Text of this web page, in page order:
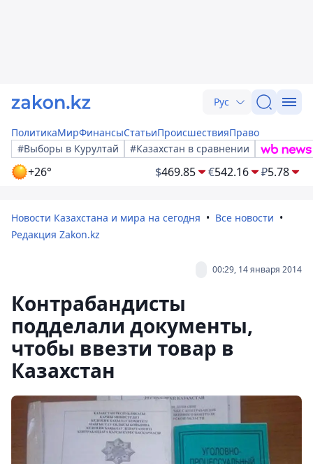
Рус
ПолитикаМирФинансыСтатьиПроисшествияПраво
#Выборы в Курултай
#Казахстан в сравнении
+26° $469.85 €542.16 ₽5.78
Новости Казахстана и мира на сегодня
Все новости
Редакция Zakon.kz
00:29, 14 января 2014
Контрабандисты
подделали документы,
чтобы ввезти товар в
Казахстан